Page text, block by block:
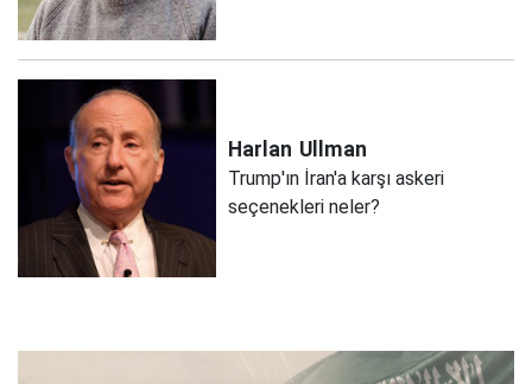
Harlan Ullman
Trump'ın İran'a karşı askeri
seçenekleri neler?